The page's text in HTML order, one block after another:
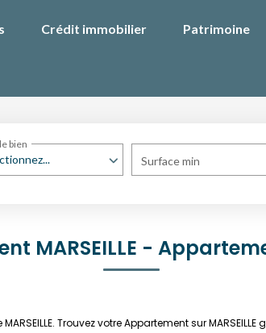
Crédit immobilier Patrimoine
bien
Surface min
MARSEILLE -
Trouvez votre Appartement sur MARSEILLE